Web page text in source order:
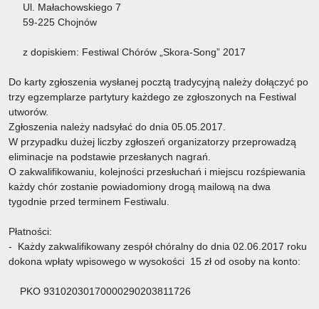
Ul. Małachowskiego 7
59-225 Chojnów
z dopiskiem: Festiwal Chórów „Skora-Song” 2017
Do karty zgłoszenia wysłanej pocztą tradycyjną należy dołączyć po
trzy egzemplarze partytury każdego ze zgłoszonych na Festiwal
utworów.
Zgłoszenia należy nadsyłać do dnia 05.05.2017.
W przypadku dużej liczby zgłoszeń organizatorzy przeprowadzą
eliminacje na podstawie przesłanych nagrań.
O zakwalifikowaniu, kolejności przesłuchań i miejscu rozśpiewania
każdy chór zostanie powiadomiony drogą mailową na dwa
tygodnie przed terminem Festiwalu.
Płatności:
- Każdy zakwalifikowany zespół chóralny do dnia 02.06.2017 roku
dokona wpłaty wpisowego w wysokości 15 zł od osoby na konto:
PKO 93102030170000290203811726